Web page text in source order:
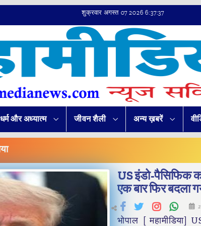
शुक्रवार अगस्त 07 2026 6:37:37
धर्म और अध्यात्म जीवन शैली अन्य ख़बरें
US इंडो-पैसिफिक
एक बार फिर बदला
भोपाल [ महामीडिया]